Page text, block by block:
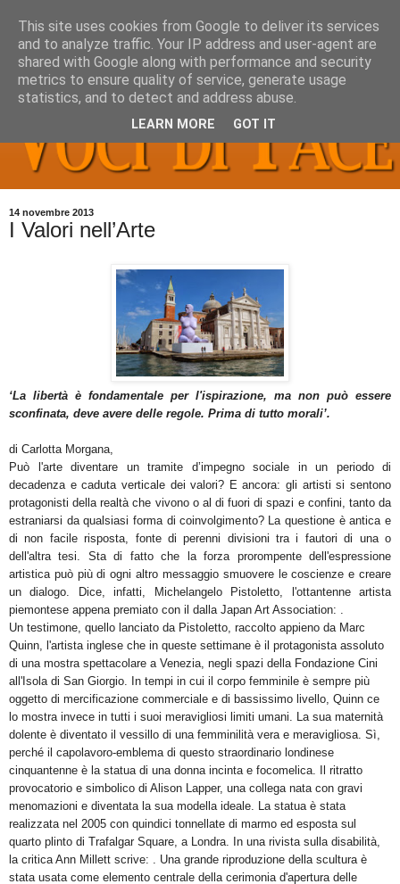
14 novembre 2013
I Valori nell’Arte
‘La libertà è fondamentale per l'ispirazione, ma non può essere
sconfinata, deve avere delle regole. Prima di tutto morali’.
di Carlotta Morgana,
Può l'arte diventare un tramite d’impegno sociale in un periodo di
decadenza e caduta verticale dei valori? E ancora: gli artisti si sentono
protagonisti della realtà che vivono o al di fuori di spazi e confini, tanto da
estraniarsi da qualsiasi forma di coinvolgimento? La questione è antica e
di non facile risposta, fonte di perenni divisioni tra i fautori di una o
dell'altra tesi. Sta di fatto che la forza prorompente dell'espressione
artistica può più di ogni altro messaggio smuovere le coscienze e creare
un dialogo. Dice, infatti, Michelangelo Pistoletto, l'ottantenne artista
piemontese appena premiato con il dalla Japan Art Association:
Un testimone, quello lanciato da Pistoletto, raccolto appieno da Marc
Quinn, l'artista inglese che in queste settimane è il protagonista assoluto
di una mostra spettacolare a Venezia, negli spazi della Fondazione Cini
all'Isola di San Giorgio. In tempi in cui il corpo femminile è sempre più
oggetto di mercificazione commerciale e di bassissimo livello, Quinn ce
lo mostra invece in tutti i suoi meravigliosi limiti umani. La sua maternità
dolente è diventato il vessillo di una femminilità vera e meravigliosa. Sì,
perché il capolavoro-emblema di questo straordinario londinese
cinquantenne è la statua di una donna incinta e focomelica. Il ritratto
provocatorio e simbolico di Alison Lapper, una collega nata con gravi
menomazioni e diventata la sua modella ideale. La statua è stata
realizzata nel 2005 con quindici tonnellate di marmo ed esposta sul
quarto plinto di Trafalgar Square, a Londra. In una rivista sulla disabilità,
la critica Ann Millett scrive:
. Una grande riproduzione della scultura è
stata usata come elemento centrale della cerimonia d'apertura delle
This site uses cookies from Google to deliver its services
and to analyze traffic. Your IP address and user-agent are
shared with Google along with performance and security
metrics to ensure quality of service, generate usage
statistics, and to detect and address abuse.
LEARN MORE GOT IT